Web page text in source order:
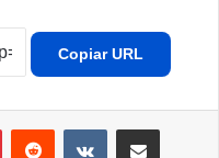
Copiar URL
PinterestReddit VK Compartilhar por e-mail